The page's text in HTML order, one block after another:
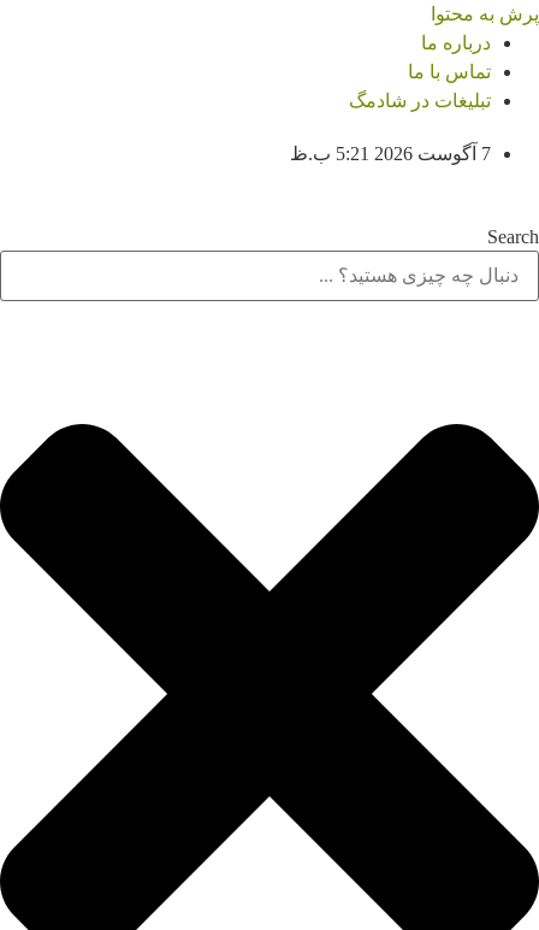
پرش به محتوا
درباره ما
تماس با ما
تبلیغات در شادمگ
7 آگوست 2026 5:21 ب.ظ
Search